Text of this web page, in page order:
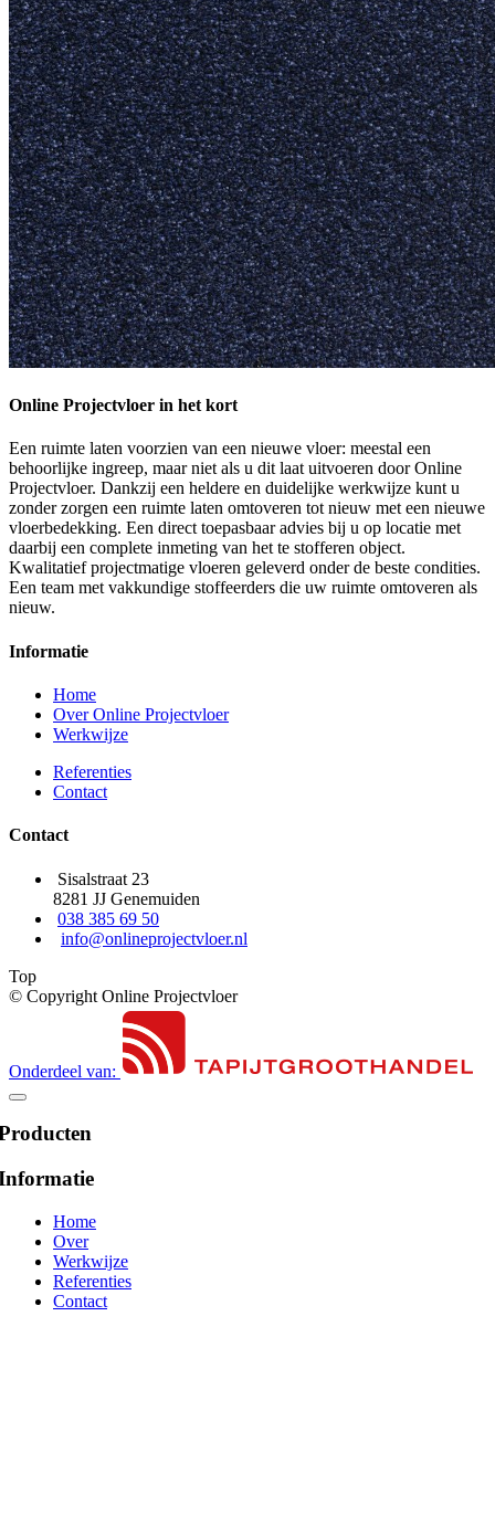
Online Projectvloer in het kort
Een ruimte laten voorzien van een nieuwe vloer: meestal een
behoorlijke ingreep, maar niet als u dit laat uitvoeren door Online
Projectvloer. Dankzij een heldere en duidelijke werkwijze kunt u
zonder zorgen een ruimte laten omtoveren tot nieuw met een nieuwe
vloerbedekking. Een direct toepasbaar advies bij u op locatie met
daarbij een complete inmeting van het te stofferen object.
Kwalitatief projectmatige vloeren geleverd onder de beste condities.
Een team met vakkundige stoffeerders die uw ruimte omtoveren als
nieuw.
Informatie
Home
Over Online Projectvloer
Werkwijze
Referenties
Contact
Contact
Sisalstraat 23
8281 JJ Genemuiden
038 385 69 50
info@onlineprojectvloer.nl
Top
© Copyright Online Projectvloer
Onderdeel van:
Home
Over
Werkwijze
Referenties
Contact